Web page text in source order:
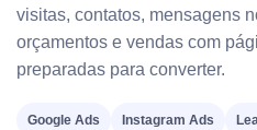
visitas, contatos, mensagens
orçamentos e vendas com
preparadas para converter.
Google Ads Instagram Ads